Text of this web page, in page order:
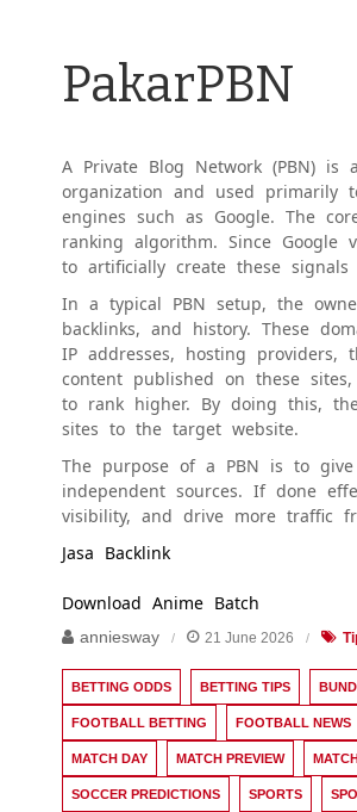
PakarPBN
A Private Blog Network (PBN)
organization and used primarily
engines such as Google. The
ranking algorithm. Since
to artificially create these
In a typical PBN setup, the
backlinks, and history. These
IP addresses, hosting
content published on these
to rank higher. By doing this,
sites to the target website.
The purpose of a PBN is to
independent sources. If done
visibility, and drive more traffic
Jasa Backlink
Download Anime Batch
anniesway 21 June 2026
BETTING ODDS BETTING TIPS
FOOTBALL BETTING FOOTBALL NEWS
MATCH DAY MATCH PREVIEW
SOCCER PREDICTIONS SPORTS